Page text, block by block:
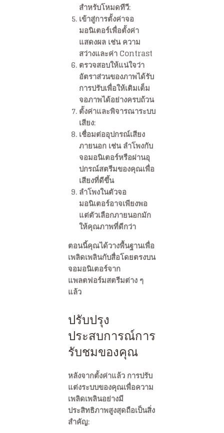
สำหรับโหมดทีวี:
เข้าสู่การตั้งค่าจอ
มอนิเตอร์เพื่อตั้งค่า
แสดงผล เช่น ความ
สว่างและค่า Contrast
ตรวจสอบให้แน่ใจว่า
อัตราส่วนของภาพได้รับ
การปรับเพื่อให้เติมเต็ม
จอภาพได้อย่างครบถ้วน
ตั้งค่าและพิจารณาระบบ
เสียง:
เชื่อมต่ออุปกรณ์เสียง
ภายนอก เช่น ลำโพงกับ
จอมอนิเตอร์หรือผ่านอุ
ปกรณ์สตรีมของคุณเพื่อ
เสียงที่ดีขึ้น
ลำโพงในตัวจอ
มอนิเตอร์อาจเพียงพอ
แต่ตัวเลือกภายนอกมัก
ให้คุณภาพที่ดีกว่า
ตอนนี้คุณได้วางพื้นฐานเพื่อ
เพลิดเพลินกับสื่อโดยตรงบน
จอมอนิเตอร์จาก
แพลตฟอร์มสตรีมต่าง ๆ
แล้ว
ปรับปรุง
ประสบการณ์การ
รับชมของคุณ
หลังจากตั้งค่าแล้ว การปรับ
แต่งระบบของคุณเพื่อความ
เพลิดเพลินอย่างมี
ประสิทธิภาพสูงสุดถือเป็นสิ่ง
สำคัญ: